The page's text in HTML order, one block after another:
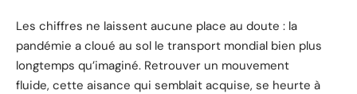
Les chiffres ne laissent aucune place au doute : la
pandémie a cloué au sol le transport mondial bien plus
longtemps qu’imaginé. Retrouver un mouvement
fluide, cette aisance qui semblait acquise, se heurte à